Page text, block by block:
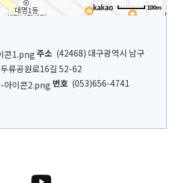
100m
주소 (42468) 대구광역시 남구
두류공원로16길 52-62
번호 (053)656-4741